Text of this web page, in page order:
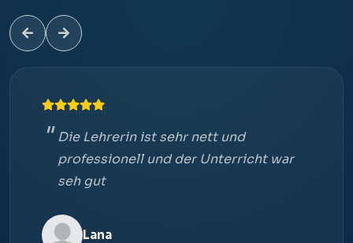
Die Lehrerin ist sehr nett und
professionell und der Unterricht war
seh gut
Lana